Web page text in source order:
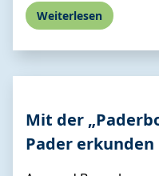
Weiterlesen
Mit der
Pader erkunden